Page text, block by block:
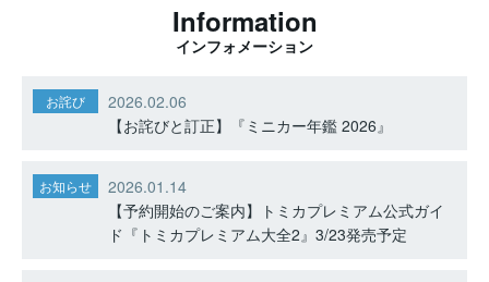
Information
インフォメーション
お詫び
2026.02.06
【お詫びと訂正】『ミニカー年鑑 2026』
お知らせ
2026.01.14
【予約開始のご案内】トミカプレミアム公式ガイ
ド『トミカプレミアム大全2』3/23発売予定